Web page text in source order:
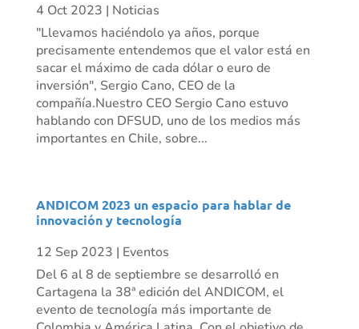
4 Oct 2023 | Noticias
"Llevamos haciéndolo ya años, porque
precisamente entendemos que el valor está en
sacar el máximo de cada dólar o euro de
inversión", Sergio Cano, CEO de la
compañía.Nuestro CEO Sergio Cano estuvo
hablando con DFSUD, uno de los medios más
importantes en Chile, sobre...
ANDICOM 2023 un espacio para hablar de
innovación y tecnología
12 Sep 2023 | Eventos
Del 6 al 8 de septiembre se desarrolló en
Cartagena la 38ª edición del ANDICOM, el
evento de tecnología más importante de